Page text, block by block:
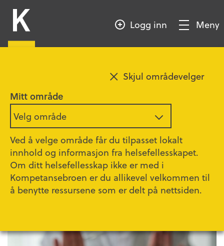
Mitt område
Velg område
Ved å velge område får du tilpasset lokalt
innhold og informasjon fra helsefellesskapet.
Om ditt helsefellesskap ikke er med i
Kompetansebroen er du allikevel velkommen til
å benytte ressursene som er delt på nettsiden.
Skjul områdevelger
HOVEDINNHOLD
KompetansebroenLogg inn
Vis/SkjulMeny
Forebygging og mestring av
aggresjon og vold
Regional sikkerhetsseksjon, OUS
Medarbeidere i helsetjenesten
20 - 30 minutter